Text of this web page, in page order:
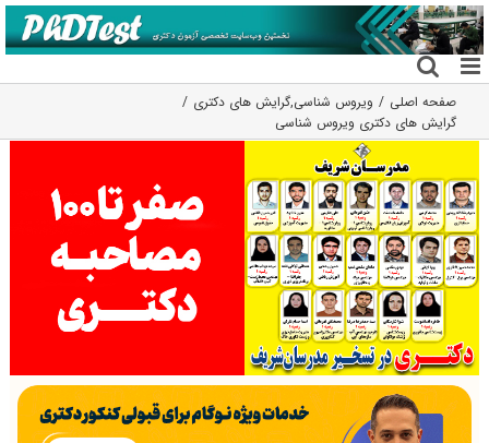
رفتن
به
محتوا
صفحه اصلی ویروس شناسی,گرایش های دکتری
گرایش های دکتری وﻳﺮوس ﺷﻨﺎسی